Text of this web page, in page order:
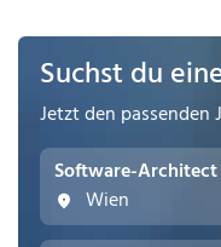
Suchst du
Jetzt den passenden
Software-Architect
Wien